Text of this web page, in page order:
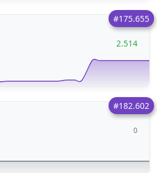
#175.655
2.514
#182.602
0